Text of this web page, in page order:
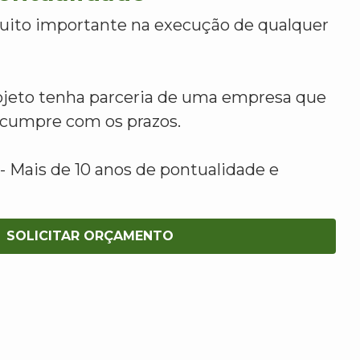
importante na execução de qualquer
tenha parceria de uma empresa que
com os prazos.
Mais de 10 anos de pontualidade e
SOLICITAR ORÇAMENTO